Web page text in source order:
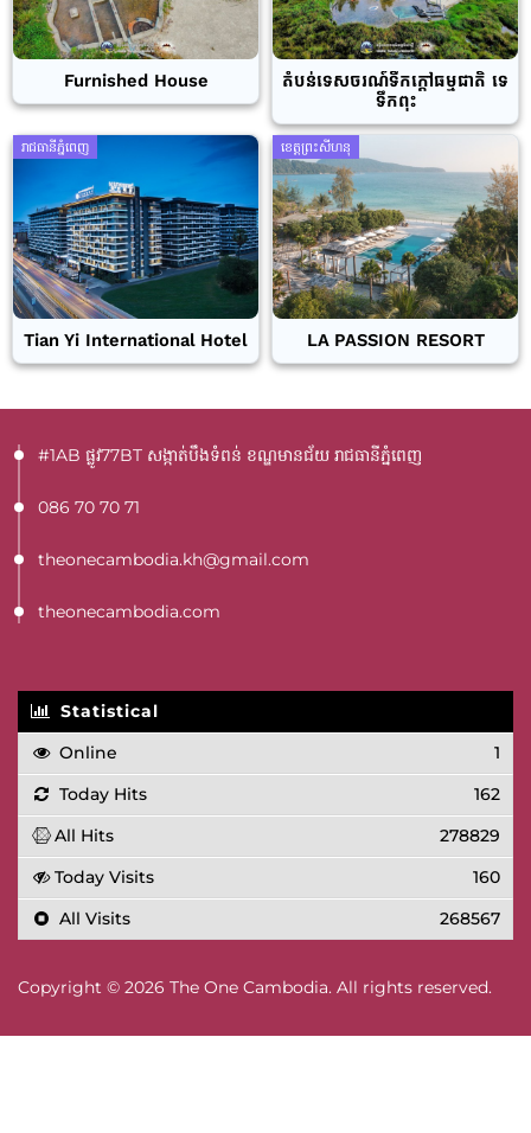
Furnished House
តំបន់ទេសចរណ៍ទឹកក្តៅធម្មជាតិ ទេ
ទឹកពុះ
រាជធានីភ្នំពេញ
Tian Yi International Hotel
ខេត្តព្រះសីហនុ
LA PASSION RESORT
#1AB ផ្លូវ77BT​ សង្កាត់បឹងទំពន់ ខណ្ឌមានជ័យ រាជធានីភ្នំពេញ
086 70 70 71
theonecambodia.kh@gmail.com
theonecambodia.com
Statistical
Online
1
Today Hits
162
All Hits
278829
Today Visits
160
All Visits
268567
Copyright © 2026 The One Cambodia. All rights reserved.